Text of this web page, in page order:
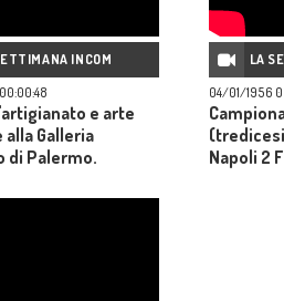
S.
Leigh"
INCOM
e arte
Galleria
di Palermo.
LA
04/01/1956
Napoli 2